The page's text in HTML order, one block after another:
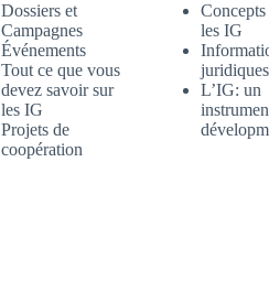
Dossiers et
Campagnes
Événements
Tout ce que vous
devez savoir sur
les IG
Projets de
coopération
les IG
juridiques
L’IG: un